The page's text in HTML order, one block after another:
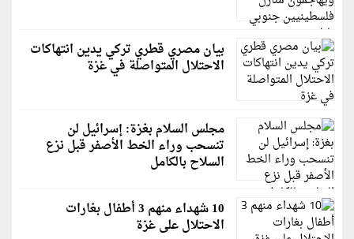
بيان مصري قطري تركي يدين انتهاكات
الاحتلال المتواصلة في غزة
مجلس السلام بغزة: إسرائيل لن
تنسحب وراء الخط الأصفر قبل نزع
السلاح بالكامل
10 شهداء منهم 3 أطفال بغارات
الاحتلال على غزة